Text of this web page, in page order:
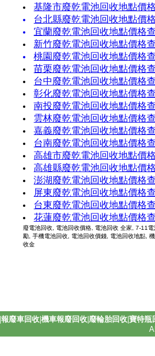
基隆市廢乾電池回收地點價
台北縣廢乾電池回收地點價
宜蘭廢乾電池回收地點價格
新竹廢乾電池回收地點價格
桃園廢乾電池回收地點價格
苗栗廢乾電池回收地點價格
台中廢乾電池回收地點價格
彰化廢乾電池回收地點價格
南投廢乾電池回收地點價格
雲林廢乾電池回收地點價格
嘉義廢乾電池回收地點價格
台南廢乾電池回收地點價格
高雄市廢乾電池回收地點價
高雄縣廢乾電池回收地點價
澎湖廢乾電池回收地點價格
屏東廢乾電池回收地點價格
台東廢乾電池回收地點價格
花蓮廢乾電池回收地點價格
廢電池回收, 電池回收價格, 電池回收 全家, 7-11
勵, 手機電池回收, 電池回收價錢, 電池回收地點,
收金
報廢車回收| 機車報廢回收| 廢輪胎回收| 寶特瓶